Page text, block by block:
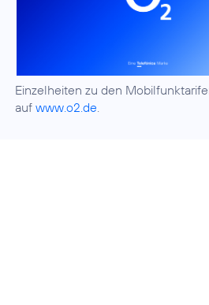
Einzelheiten zu den
aufwww.o2.de.